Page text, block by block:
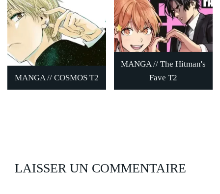
MANGA // COSMOS T2
MANGA // The Hitman's
Fave T2
LAISSER UN COMMENTAIRE